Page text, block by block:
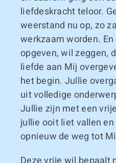
liefdeskracht teloor.
weerstand nu op, zo
werkzaam worden.
opgeven, wil zeggen,
liefde aan Mij
het begin. Jullie
uit volledige
Jullie zijn met een
jullie ooit liet vallen
opnieuw de weg tot